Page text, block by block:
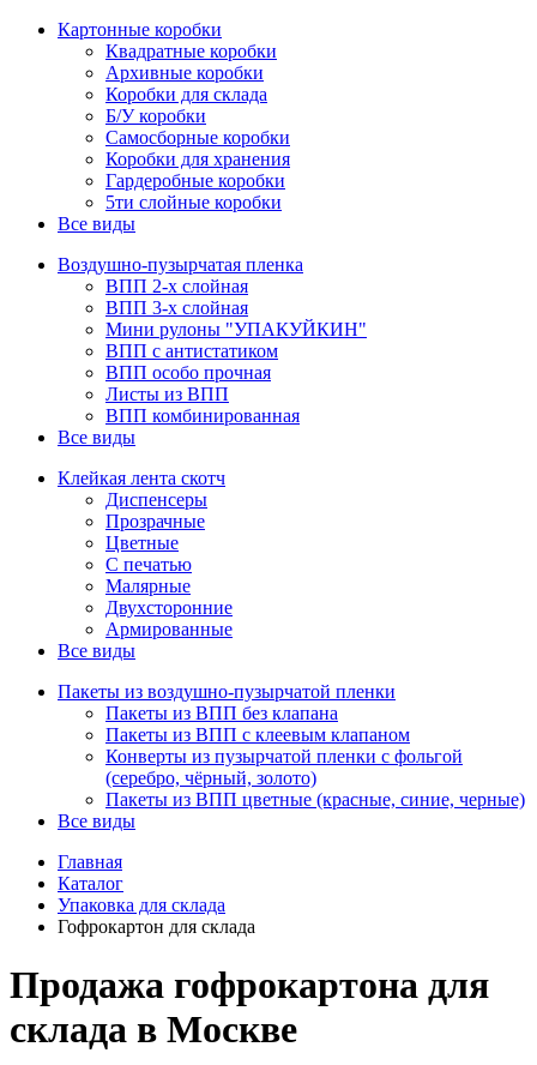
Картонные коробки
Квадратные коробки
Архивные коробки
Коробки для склада
Б/У коробки
Самосборные коробки
Коробки для хранения
Гардеробные коробки
5ти слойные коробки
Все виды
Воздушно-пузырчатая пленка
ВПП 2-х слойная
ВПП 3-х слойная
Мини рулоны "УПАКУЙКИН"
ВПП с антистатиком
ВПП особо прочная
Листы из ВПП
ВПП комбинированная
Все виды
Клейкая лента скотч
Диспенсеры
Прозрачные
Цветные
С печатью
Малярные
Двухсторонние
Армированные
Все виды
Пакеты из воздушно-пузырчатой пленки
Пакеты из ВПП без клапана
Пакеты из ВПП с клеевым клапаном
Конверты из пузырчатой пленки с фольгой
(серебро, чёрный, золото)
Пакеты из ВПП цветные (красные, синие, черные)
Все виды
Главная
Каталог
Упаковка для склада
Гофрокартон для склада
Продажа гофрокартона для
склада в Москве